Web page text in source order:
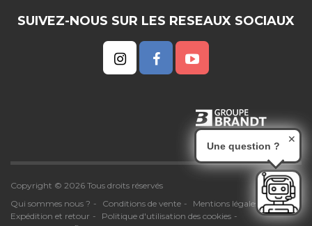
SUIVEZ-NOUS SUR LES RESEAUX SOCIAUX
Copyright © 2026 Tous droits réservés
Qui sommes nous ?
Conditions de vente
Mentions légales
Expédition et retour
Politique d'utilisation des cookies
Une question ?
✕